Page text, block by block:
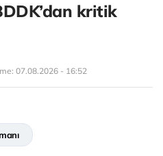
kritik
07.08.2026 - 16:52